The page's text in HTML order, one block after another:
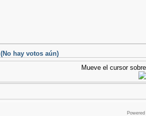
(No hay votos aún)
Mueve el cursor